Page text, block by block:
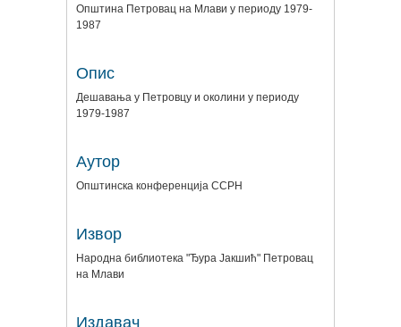
Општина Петровац на Млави у периоду 1979-
1987
Опис
Дешавања у Петровцу и околини у периоду
1979-1987
Аутор
Општинска конференција ССРН
Извор
Народна библиотека "Ђура Јакшић" Петровац
на Млави
Издавач